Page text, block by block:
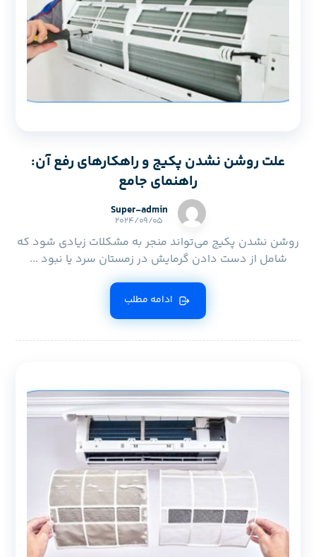
علت روشن نشدن پکیج و راهکارهای رفع آن:
راهنمای جامع
Super-admin
۲۰۲۴/۰۹/۰۵
روشن نشدن پکیج‌ می‌تواند منجر به مشکلات زیادی شود که
شامل از دست دادن گرمایش در زمستان سرد یا نبود ...
ادامه مطلب